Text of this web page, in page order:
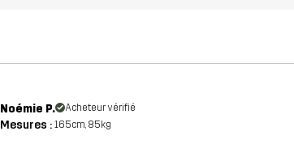
Noémie P. Acheteur vérifié
Mesures : 165cm, 85kg